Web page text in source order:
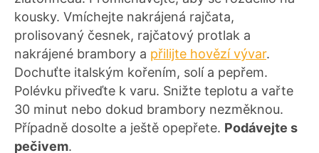
kousky. Vmíchejte nakrájená rajčata,
prolisovaný česnek, rajčatový protlak a
nakrájené brambory a přilijte hovězí vývar.
Dochuťte italským kořením, solí a pepřem.
Polévku přiveďte k varu. Snižte teplotu a vařte
30 minut nebo dokud brambory nezměknou.
Případně dosolte a ještě opepřete. Podávejte s
pečivem.